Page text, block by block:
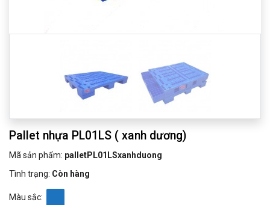
Pallet nhựa PL01LS ( xanh dương)
Mã sản phẩm: palletPL01LSxanhduong
Tình trạng: Còn hàng
Màu sắc: